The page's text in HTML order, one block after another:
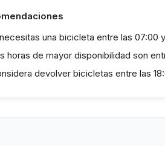
una bicicleta entre las 07:00
horas de mayor disponibilidad son
devolver bicicletas entre las